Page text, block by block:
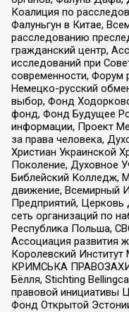
Коалиция по
Фалуньгун в Китае,
расследованию
гражданский центр,
исследований при
современности, Форум
Немецко-русский
выбор, Фонд
фонд, Фонд Будущее
информации, Проект
за права человека,
Христиан Украинской
Поколение, Духовное
Библейский Колледж,
движение, Всемирный
Предприятий, Церковь
сеть организаций по
Республика Польша,
Ассоциация развития
Королевский
КРИМСЬКА
Бёлля, Stichting
правовой инициативы
Фонд Открытой